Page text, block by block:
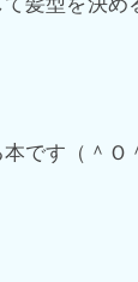
です（＾Ｏ